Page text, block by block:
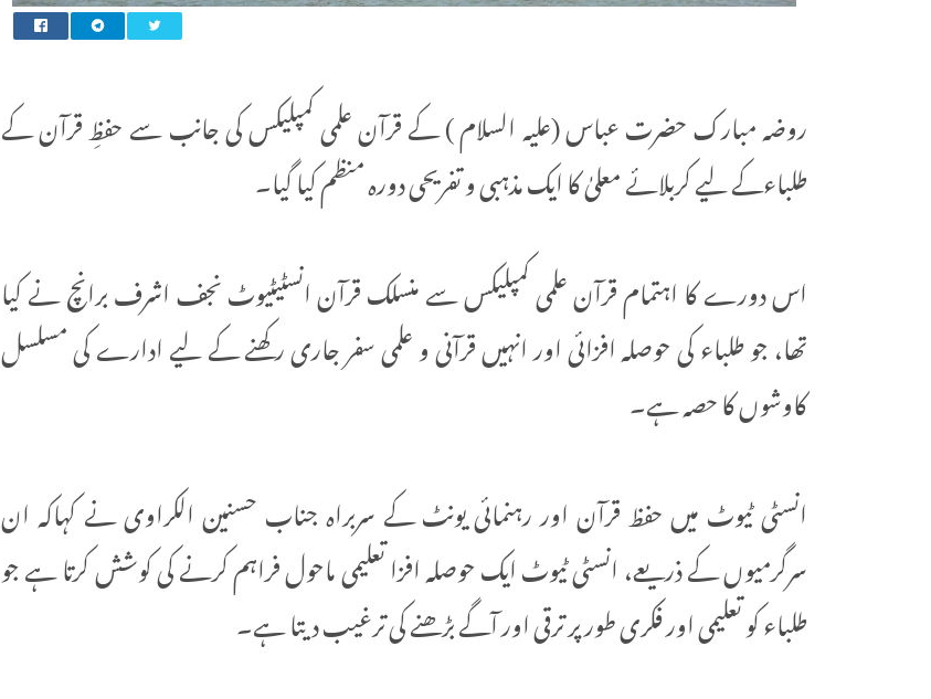
روضہ مبارک حضرت عباس (علیہ السلام ) کے قرآن علمی کمپلیکس کی جانب سے حفظِ قرآن کے
طلباءکے لیے کربلائے معلیٰ کا ایک مذہبی و تفریحی دورہ منظم کیا گیا۔
اس دورے کا اہتمام قرآن علمی کمپلیکس سے منسلک قرآن انسٹیٹیوٹ نجف اشرف برانچ نے کیا
تھا، جو طلباء کی حوصلہ افزائی اور انہیں قرآنی و علمی سفر جاری رکھنے کے لیے ادارے کی مسلسل
کاوشوں کا حصہ ہے۔
انسٹی ٹیوٹ میں حفظ قرآن اور رہنمائی یونٹ کے سربراہ جناب حسنین الکراوی نے کہاکہ ان
سرگرمیوں کے ذریعے، انسٹی ٹیوٹ ایک حوصلہ افزا تعلیمی ماحول فراہم کرنے کی کوشش کرتا ہے جو
طلباء کو تعلیمی اور فکری طور پر ترقی اور آگے بڑھنے کی ترغیب دیتا ہے۔